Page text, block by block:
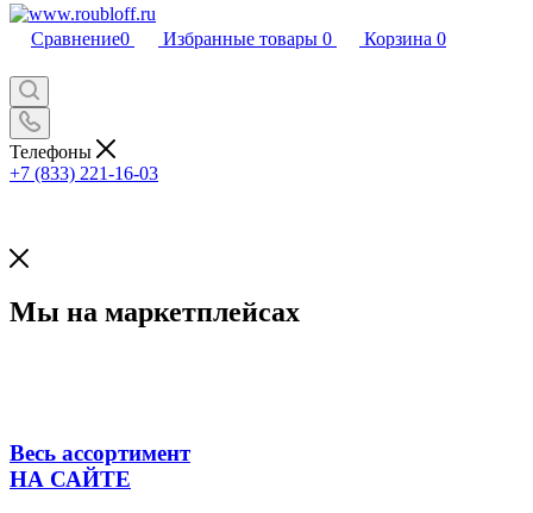
Сравнение0 Избранные товары 0 Корзина 0
Телефоны
+7 (833) 221-16-03
Мы на маркетплейсах
Весь ассортимент
НА САЙТЕ